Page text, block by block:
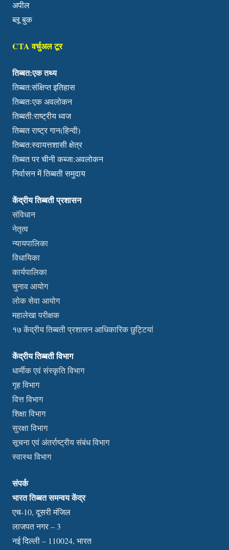
अपील
ब्लू बुक
CTA वर्चुअल टूर
तिब्बत:एक तथ्य
तिब्बत:संक्षिप्त इतिहास
तिब्बतःएक अवलोकन
तिब्बती:राष्ट्रीय ध्वज
तिब्बत राष्ट्र गान(हिन्दी)
तिब्बत:स्वायत्तशासी क्षेत्र
तिब्बत पर चीनी कब्जा:अवलोकन
निर्वासन में तिब्बती समुदाय
केंद्रीय तिब्बती प्रशासन
संविधान
नेतृत्व
न्यायपालिका
विधायिका
कार्यपालिका
चुनाव आयोग
लोक सेवा आयोग
महालेखा परीक्षक
१७ केंद्रीय तिब्बती प्रशासन आधिकारिक छुट्टियां
केंद्रीय तिब्बती विभाग
धार्मीक एवं संस्कृति विभाग
गृह विभाग
वित्त विभाग
शिक्षा विभाग
सुरक्षा विभाग
सूचना एवं अंतर्राष्ट्रीय संबंध विभाग
स्वास्थ विभाग
संपर्क
भारत तिब्बत समन्वय केंद्र
एच-10, दूसरी मंजिल
लाजपत नगर – 3
नई दिल्ली – 110024, भारत